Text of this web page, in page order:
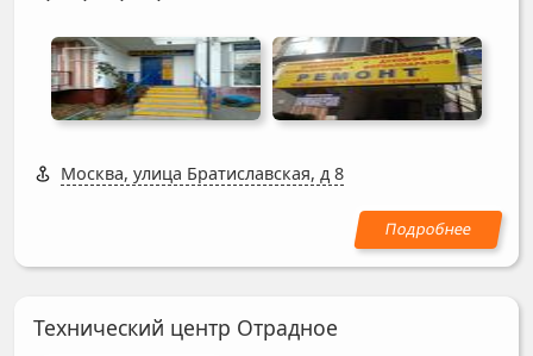
Москва, улица Братиславская, д 8
Технический центр Отрадное